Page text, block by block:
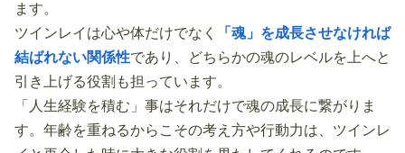
ます。
ツインレイは心や体だけでなく
「魂」を成長させなければ
結ばれない関係性であり、どちらかの魂のレベルを上へと
引き上げる役割も担っています。
「人生経験を積む」事はそれだけで魂の成長に繋がりま
す。年齢を重ねるからこその考え方や行動力は、ツインレ